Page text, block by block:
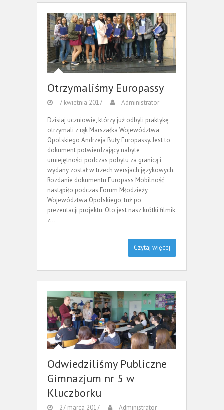
Otrzymaliśmy Europassy
7 kwietnia 2017 Administrator
Dzisiaj uczniowie, którzy już odbyli praktykę
otrzymali z rąk Marszałka Województwa
Opolskiego Andrzeja Buły Europassy. Jest to
dokument potwierdzający nabyte
umiejętności podczas pobytu za granicą i
wydany został w trzech wersjach językowych.
Rozdanie dokumentu Europass Mobilność
nastąpiło podczas Forum Młodzieży
Województwa Opolskiego, tuż po
prezentacji projektu. Oto jest nasz krótki filmik
z…
Czytaj więcej
Odwiedziliśmy Publiczne
Gimnazjum nr 5 w
Kluczborku
27 marca 2017 Administrator